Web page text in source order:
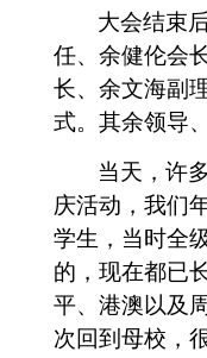
大会结束
任、余健伦会
长、余文海副
式。其余领导
当天，许
庆活动，我们
学生，当时全
的，现在都已
平、港澳以及
次回到母校，